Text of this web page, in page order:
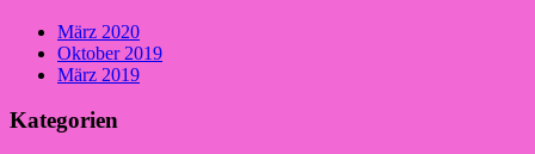
März 2020
Oktober 2019
März 2019
Kategorien